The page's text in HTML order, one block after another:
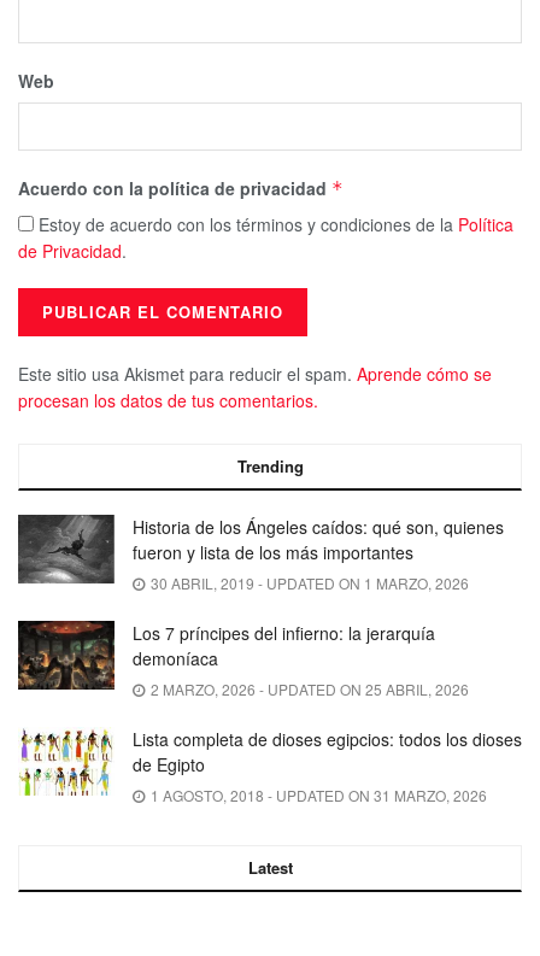
Web
Acuerdo con la política de privacidad *
Estoy de acuerdo con los términos y condiciones de la Política
de Privacidad.
Este sitio usa Akismet para reducir el spam. Aprende cómo se
procesan los datos de tus comentarios.
Trending
Historia de los Ángeles caídos: qué son, quienes
fueron y lista de los más importantes
30 ABRIL, 2019 - UPDATED ON 1 MARZO, 2026
Los 7 príncipes del infierno: la jerarquía
demoníaca
2 MARZO, 2026 - UPDATED ON 25 ABRIL, 2026
Lista completa de dioses egipcios: todos los dioses
de Egipto
1 AGOSTO, 2018 - UPDATED ON 31 MARZO, 2026
Latest